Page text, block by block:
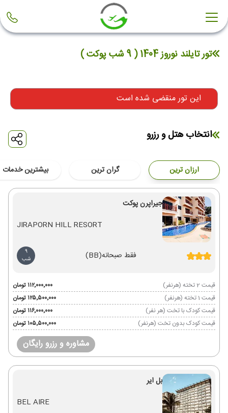
تور تایلند نوروز 1404 ( 9 شب پوکت )
این تور منقضی شده است
انتخاب هتل و رزرو
ارزان ترین گران ترین بیشترین خدمات
جیراپرن پوکت
JIRAPORN HILL RESORT
فقط صبحانه(BB)
9
شب
قیمت 2 تخته (هرنفر)
۱۱۲٬۰۰۰٬۰۰۰ تومان
قیمت 1 تخته (هرنفر)
۱۲۵٬۵۰۰٬۰۰۰ تومان
قیمت کودک با تخت (هر نفر)
۱۱۶٬۰۰۰٬۰۰۰ تومان
قیمت کودک بدون تخت (هرنفر)
۱۰۵٬۵۰۰٬۰۰۰ تومان
مشاوره و رزرو رایگان
بل ایر
BEL AIRE